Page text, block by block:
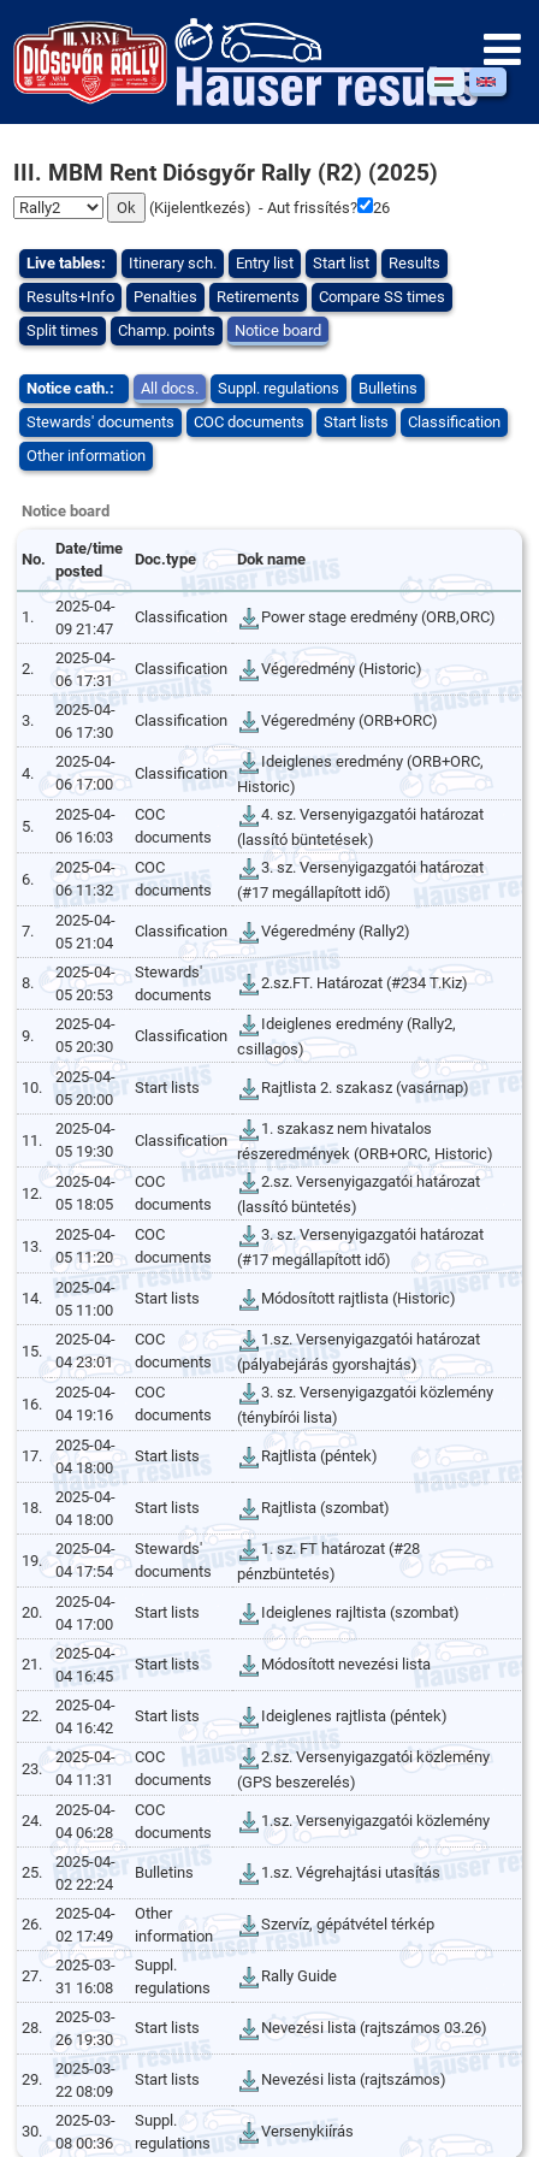
III. MBM Rent Diósgyőr Rally (R2) (2025)
(Kijelentkezés) - Aut frissítés? 25
Live tables: Itinerary sch. Entry list Start list
Results
Results+Info
Penalties Retirements
Compare SS times
Split times
Champ. points Notice board
Notice cath.: All docs. Suppl. regulations
Bulletins
Stewards' documents
COC documents Start lists
Classification
Other information
Notice board
No.
Date/time
posted
Doc.type Dok name
1.
2025-04-
09 21:47
Classification Power stage eredmény (ORB,ORC)
2.
2025-04-
06 17:31
Classification Végeredmény (Historic)
3.
2025-04-
06 17:30
Classification Végeredmény (ORB+ORC)
4.
2025-04-
06 17:00
Classification
Ideiglenes eredmény (ORB+ORC,
Historic)
5.
2025-04-
06 16:03
COC
documents
4. sz. Versenyigazgatói határozat
(lassító büntetések)
6.
2025-04-
06 11:32
COC
documents
3. sz. Versenyigazgatói határozat
(#17 megállapított idő)
7.
2025-04-
05 21:04
Classification Végeredmény (Rally2)
8.
2025-04-
05 20:53
Stewards'
documents
2.sz.FT. Határozat (#234 T.Kiz)
9.
2025-04-
05 20:30
Classification
Ideiglenes eredmény (Rally2,
csillagos)
10.
2025-04-
05 20:00
Start lists Rajtlista 2. szakasz (vasárnap)
11.
2025-04-
05 19:30
Classification
1. szakasz nem hivatalos
részeredmények (ORB+ORC, Historic)
12.
2025-04-
05 18:05
COC
documents
2.sz. Versenyigazgatói határozat
(lassító büntetés)
13.
2025-04-
05 11:20
COC
documents
3. sz. Versenyigazgatói határozat
(#17 megállapított idő)
14.
2025-04-
05 11:00
Start lists Módosított rajtlista (Historic)
15.
2025-04-
04 23:01
COC
documents
1.sz. Versenyigazgatói határozat
(pályabejárás gyorshajtás)
16.
2025-04-
04 19:16
COC
documents
3. sz. Versenyigazgatói közlemény
(ténybírói lista)
17.
2025-04-
04 18:00
Start lists Rajtlista (péntek)
18.
2025-04-
04 18:00
Start lists Rajtlista (szombat)
19.
2025-04-
04 17:54
Stewards'
documents
1. sz. FT határozat (#28
pénzbüntetés)
20.
2025-04-
04 17:00
Start lists Ideiglenes rajltista (szombat)
21.
2025-04-
04 16:45
Start lists Módosított nevezési lista
22.
2025-04-
04 16:42
Start lists Ideiglenes rajtlista (péntek)
23.
2025-04-
04 11:31
COC
documents
2.sz. Versenyigazgatói közlemény
(GPS beszerelés)
24.
2025-04-
04 06:28
COC
documents
1.sz. Versenyigazgatói közlemény
25.
2025-04-
02 22:24
Bulletins 1.sz. Végrehajtási utasítás
26.
2025-04-
02 17:49
Other
information
Szervíz, gépátvétel térkép
27.
2025-03-
31 16:08
Suppl.
regulations
Rally Guide
28.
2025-03-
26 19:30
Start lists Nevezési lista (rajtszámos 03.26)
29.
2025-03-
22 08:09
Start lists Nevezési lista (rajtszámos)
30.
2025-03-
08 00:36
Suppl.
regulations
Versenykiírás